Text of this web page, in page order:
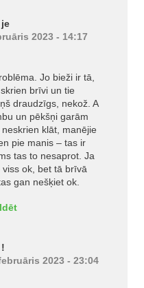
je
2023 - 14:17
Jo bieži ir tā,
brīvi un tie
draudzīgs, nekož. A
un pēkšņi garām
klāt, manējie
pie manis – tas ir
tas to nesaprot. Ja
ok, bet tā brīvā
gan nešķiet ok.
!
2023 - 23:04